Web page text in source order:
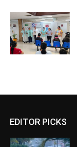
EDITOR PICKS